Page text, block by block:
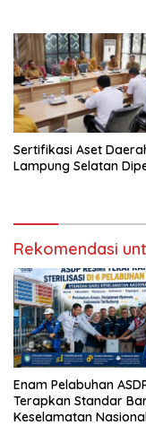
Sertifikasi Aset
Lampung Selatan
Rekomendasi
Enam Pelabuhan
Terapkan Standar
Keselamatan